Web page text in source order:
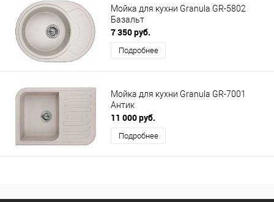
Мойка для кухни Granula GR-5802
Базальт
7 350 руб.
Подробнее
Мойка для кухни Granula GR-7001
Антик
11 000 руб.
Подробнее